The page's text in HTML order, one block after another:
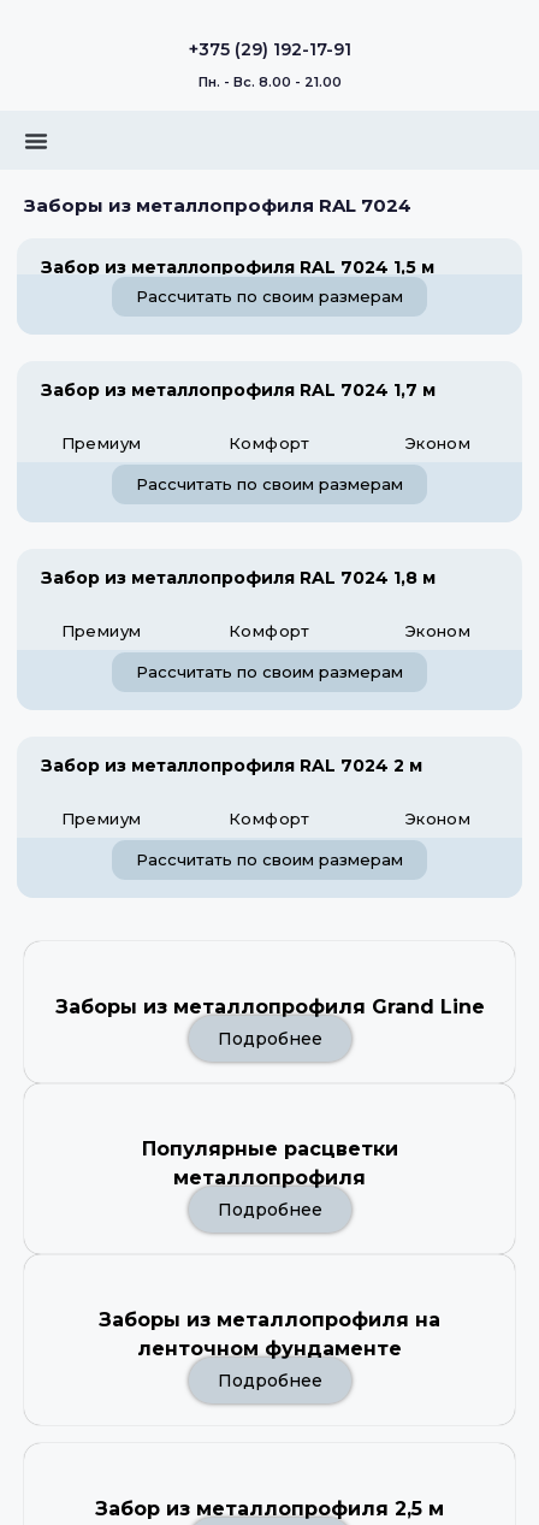
+375 (29) 192-17-91
Пн. - Вс. 8.00 - 21.00
Заборы из металлопрофиля RAL 7024
Забор из металлопрофиля RAL 7024 1,5 м
Рассчитать по своим размерам
Забор из металлопрофиля RAL 7024 1,7 м
Премиум Комфорт Эконом
Рассчитать по своим размерам
Забор из металлопрофиля RAL 7024 1,8 м
Премиум Комфорт Эконом
Рассчитать по своим размерам
Забор из металлопрофиля RAL 7024 2 м
Премиум Комфорт Эконом
Рассчитать по своим размерам
Заборы из металлопрофиля Grand Line
Подробнее
Популярные расцветки
металлопрофиля
Подробнее
Заборы из металлопрофиля на
ленточном фундаменте
Подробнее
Забор из металлопрофиля 2,5 м